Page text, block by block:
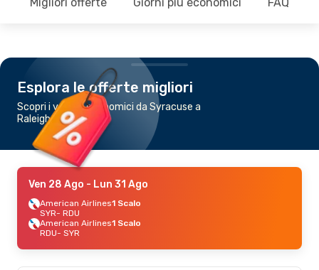
Esplora le offerte migliori
Scopri i voli più economici da Syracuse a
Raleigh - Durham
Ven 28 Ago - Lun 31 Ago
American Airlines1 Scalo
SYR- RDU
American Airlines1 Scalo
RDU- SYR